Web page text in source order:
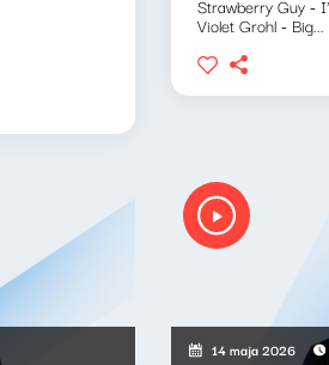
Strawberry Guy -
Violet Grohl - Big...
14 maja 2026